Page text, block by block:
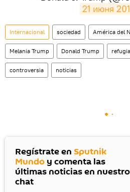
21 июня
Internacional sociedad América del
Melania Trump Donald Trump
controversia noticias
Regístrate en Sputnik
Mundo y comenta las
últimas noticias en nuestro
chat